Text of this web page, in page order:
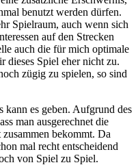
benutzt werden dürfen.
Spielraum, auch wenn sich
auf den Strecken
auch die für mich optimale
Spiel eher nicht zu.
zügig zu spielen, so sind
kann es geben. Aufgrund des
man ausgerechnet die
bekommt. Da
mal recht entscheidend
von Spiel zu Spiel.